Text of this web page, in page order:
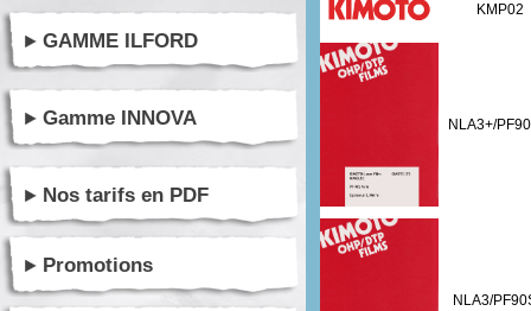
GAMME ILFORD
Gamme INNOVA
Nos tarifs en PDF
Promotions
KMP02
NLA3+/
NLA3/